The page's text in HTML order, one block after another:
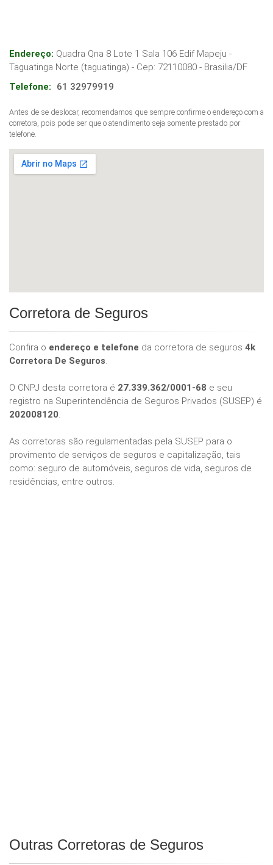
Endereço: Quadra Qna 8 Lote 1 Sala 106 Edif Mapeju -
Taguatinga Norte (taguatinga) - Cep: 72110080 - Brasilia/DF
Telefone:
61 32979919
Antes de se deslocar, recomendamos que sempre confirme o endereço com a
corretora, pois pode ser que o atendimento seja somente prestado por
telefone.
Corretora de Seguros
Confira o endereço e telefone da corretora de seguros 4k
Corretora De Seguros.
O CNPJ desta corretora é 27.339.362/0001-68 e seu
registro na Superintendência de Seguros Privados (SUSEP) é
202008120.
As corretoras são regulamentadas pela SUSEP para o
provimento de serviços de seguros e capitalização, tais
como: seguro de automóveis, seguros de vida, seguros de
residências, entre outros.
Outras Corretoras de Seguros